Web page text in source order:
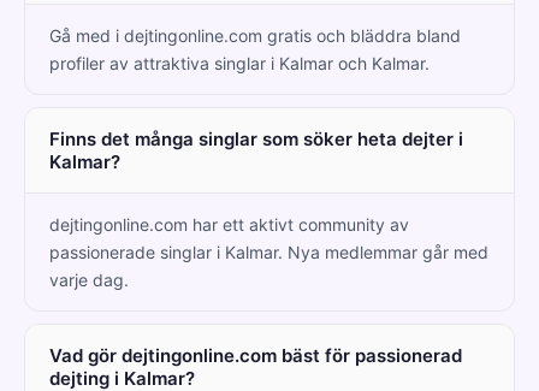
Gå med i dejtingonline.com gratis och bläddra bland
profiler av attraktiva singlar i Kalmar och Kalmar.
Finns det många singlar som söker heta dejter i
Kalmar?
dejtingonline.com har ett aktivt community av
passionerade singlar i Kalmar. Nya medlemmar går med
varje dag.
Vad gör dejtingonline.com bäst för passionerad
dejting i Kalmar?